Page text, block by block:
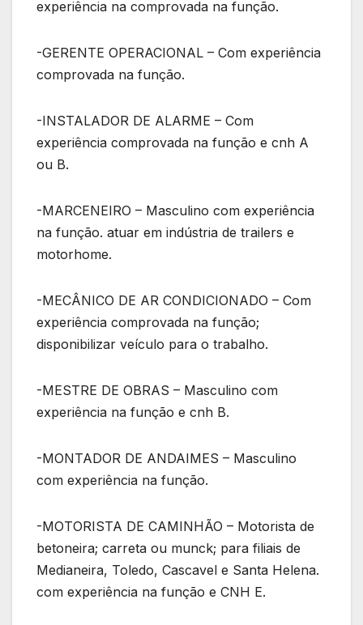
experiência na comprovada na função.
-GERENTE OPERACIONAL – Com experiência
comprovada na função.
-INSTALADOR DE ALARME – Com
experiência comprovada na função e cnh A
ou B.
-MARCENEIRO – Masculino com experiência
na função. atuar em indústria de trailers e
motorhome.
-MECÂNICO DE AR CONDICIONADO – Com
experiência comprovada na função;
disponibilizar veículo para o trabalho.
-MESTRE DE OBRAS – Masculino com
experiência na função e cnh B.
-MONTADOR DE ANDAIMES – Masculino
com experiência na função.
-MOTORISTA DE CAMINHÃO – Motorista de
betoneira; carreta ou munck; para filiais de
Medianeira, Toledo, Cascavel e Santa Helena.
com experiência na função e CNH E.